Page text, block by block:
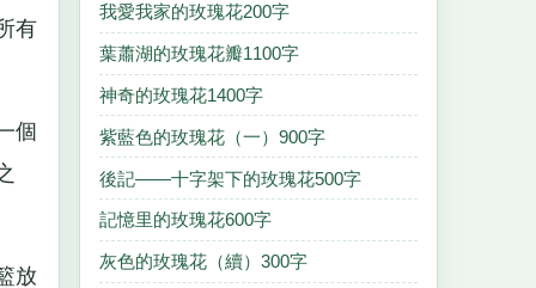
有
個
放
我愛我家的玫瑰花200字
葉蕭湖的玫瑰花瓣1100字
神奇的玫瑰花1400字
紫藍色的玫瑰花（一）900字
後記——十字架下的玫瑰花500字
記憶里的玫瑰花600字
灰色的玫瑰花（續）300字